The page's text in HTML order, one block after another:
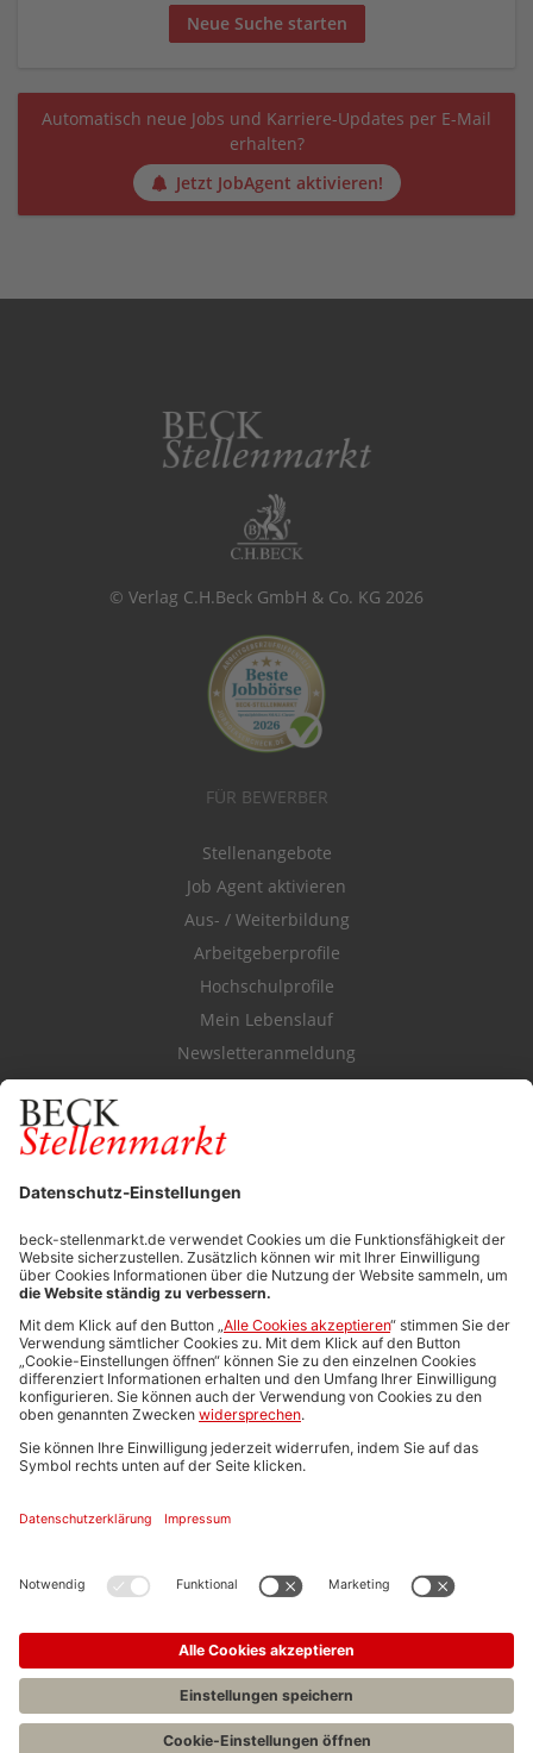
Neue Suche starten
Automatisch neue Jobs und Karriere-Updates per E-Mail
erhalten?
Jetzt JobAgent aktivieren!
© Verlag C.H.Beck GmbH & Co. KG 2026
FÜR BEWERBER
Stellenangebote
Job Agent aktivieren
Aus- / Weiterbildung
Arbeitgeberprofile
Hochschulprofile
Mein Lebenslauf
Newsletteranmeldung
Durchsuchen Sie den Stellenkatalog
FÜR ARBEITGEBER
Stellenmarktpreise
Anzeigen-AGB
Media-Daten
Newsletteranmeldung
Produktübersicht
ALLGEMEIN
FAQs
Impressum
Stellenangebote C.H.BECK